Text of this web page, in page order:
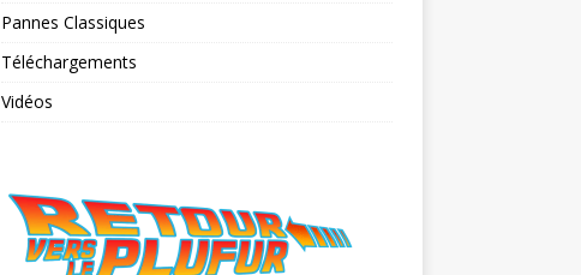
Pannes Classiques
Téléchargements
Vidéos